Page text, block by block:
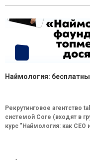
Наймология:
Рекрутинговое агентство
системой Core (входят в
курс "Наймология: как СEO